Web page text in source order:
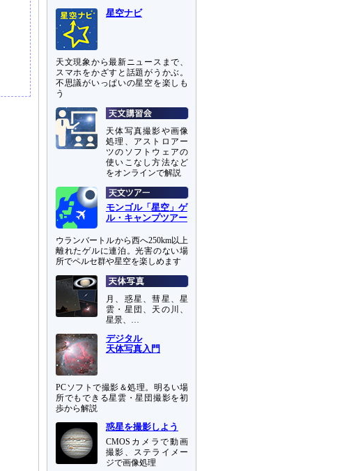
星空ナビ
天文現象から最新ニュースまで、
スマホをかざすと話題がうかぶ。
不思議がいっぱいの星空を楽しも
う
天体写真撮影や画像
処理、アストロアー
ツのソフトウェアの
使いこなし方法など
をオンラインで解説
モンゴル「星空」ゲ
ル・キャンプツアー
ウランバートルから西へ250km以上
離れたゲルに連泊。光害のない場
所でペルセ群や星空を楽しめます
月、惑星、彗星、星
雲・星団、天の川、
星景、…
デジタル
天体写真入門
PCソフトで撮影＆処理。明るい場
所でもできる星雲・星団撮影を初
歩から解説
惑星を撮影しよう
CMOSカメラで動画
撮影、ステライメー
ジで画像処理